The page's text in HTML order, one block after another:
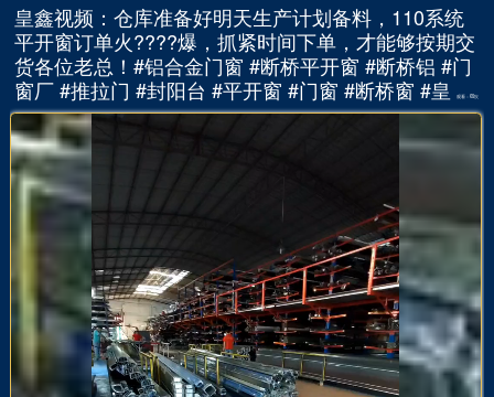
皇鑫视频：仓库准备好明天生产计划备料，110系统
平开窗订单火????爆，抓紧时间下单，才能够按期交
货各位老总！#铝合金门窗 #断桥平开窗 #断桥铝 #门
窗厂 #推拉门 #封阳台 #平开窗 #门窗 #断桥窗 #皇观看：69次